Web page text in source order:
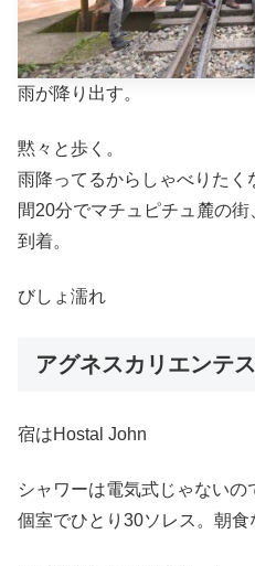
雨が降り出す。
黙々と歩く。
雨降ってるからしゃべりた
間20分でマチュピチュ麓の
到着。
びしょ濡れ
アグネスカリエンテ
宿はHostal John
シャワーは電気式じゃないの
個室でひとり30ソレス。朝食